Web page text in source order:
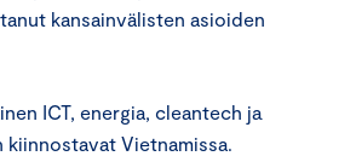
kansainvälisten asioiden
ICT, energia, cleantech ja
kiinnostavat Vietnamissa.